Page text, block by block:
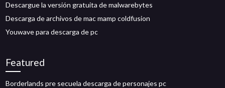
Descargue la versión gratuita de malwarebytes
Descarga de archivos de mac mamp coldfusion
Youwave para descarga de pc
Featured
Borderlands pre secuela descarga de personajes pc